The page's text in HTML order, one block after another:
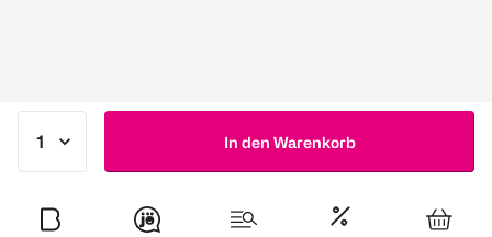
In den Warenkorb